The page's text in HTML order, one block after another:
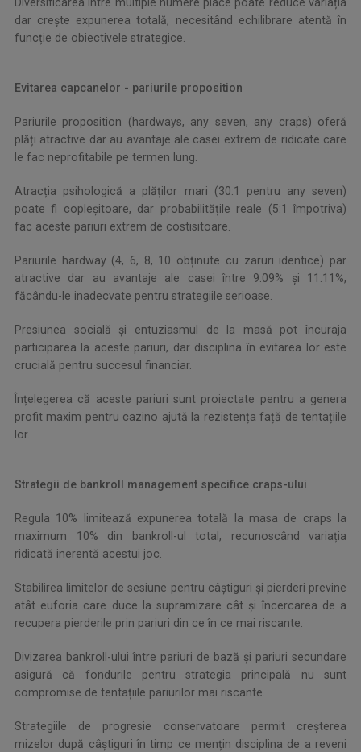
dar crește expunerea totală, necesitând echilibrare atentă în
funcție de obiectivele strategice.
Evitarea capcanelor - pariurile proposition
Pariurile proposition (hardways, any seven, any craps) oferă
plăți atractive dar au avantaje ale casei extrem de ridicate care
le fac neprofitabile pe termen lung.
Atracția psihologică a plăților mari (30:1 pentru any seven)
poate fi copleșitoare, dar probabilitățile reale (5:1 împotriva)
fac aceste pariuri extrem de costisitoare.
Pariurile hardway (4, 6, 8, 10 obținute cu zaruri identice) par
atractive dar au avantaje ale casei între 9.09% și 11.11%,
făcându-le inadecvate pentru strategiile serioase.
Presiunea socială și entuziasmul de la masă pot încuraja
participarea la aceste pariuri, dar disciplina în evitarea lor este
crucială pentru succesul financiar.
Înțelegerea că aceste pariuri sunt proiectate pentru a genera
profit maxim pentru cazino ajută la rezistența față de tentațiile
lor.
Strategii de bankroll management specifice craps-ului
Regula 10% limitează expunerea totală la masa de craps la
maximum 10% din bankroll-ul total, recunoscând variația
ridicată inerentă acestui joc.
Stabilirea limitelor de sesiune pentru câștiguri și pierderi previne
atât euforia care duce la supramizare cât și încercarea de a
recupera pierderile prin pariuri din ce în ce mai riscante.
Divizarea bankroll-ului între pariuri de bază și pariuri secundare
asigură că fondurile pentru strategia principală nu sunt
compromise de tentațiile pariurilor mai riscante.
Strategiile de progresie conservatoare permit creșterea
mizelor după câștiguri în timp ce mențin disciplina de a reveni